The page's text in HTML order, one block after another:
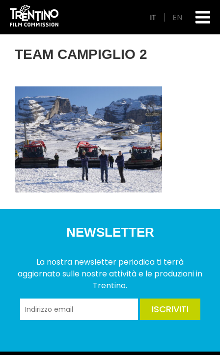
IT EN
TEAM CAMPIGLIO 2
NEWSLETTER
La nostra newsletter periodica ti terrà
aggiornato sulle nostre attività e le produzioni in
Trentino.
ISCRIVITI